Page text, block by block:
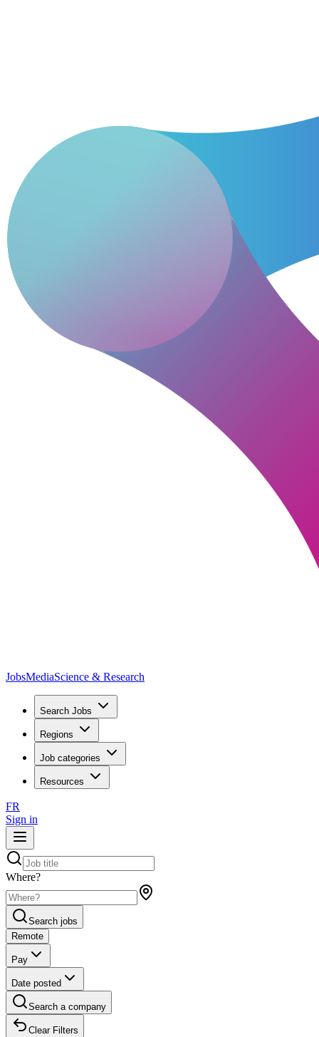
JobsMediaScience & Research
Search Jobs
Regions
Job categories
Resources
FR
Sign in
Where?
Search jobs
Remote
Pay
Date posted
Search a company
Clear Filters